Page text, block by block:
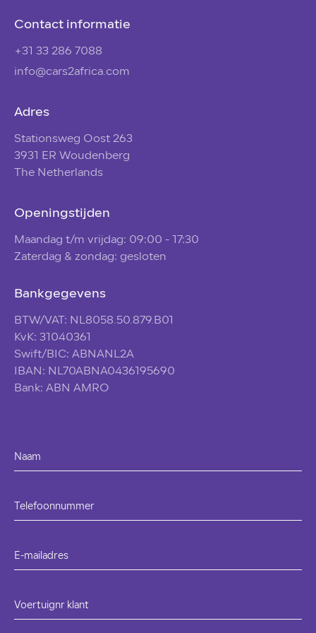
Contact informatie
+31 33 286 7088
info@cars2africa.com
Adres
Stationsweg Oost 263
3931 ER Woudenberg
The Netherlands
Openingstijden
Maandag t/m vrijdag: 09:00 - 17:30
Zaterdag & zondag: gesloten
Bankgegevens
BTW/VAT: NL8058.50.879.B01
KvK: 31040361
Swift/BIC: ABNANL2A
IBAN: NL70ABNA0436195690
Bank: ABN AMRO
Naam
Telefoonnummer
E-mailadres
Voertuignr klant